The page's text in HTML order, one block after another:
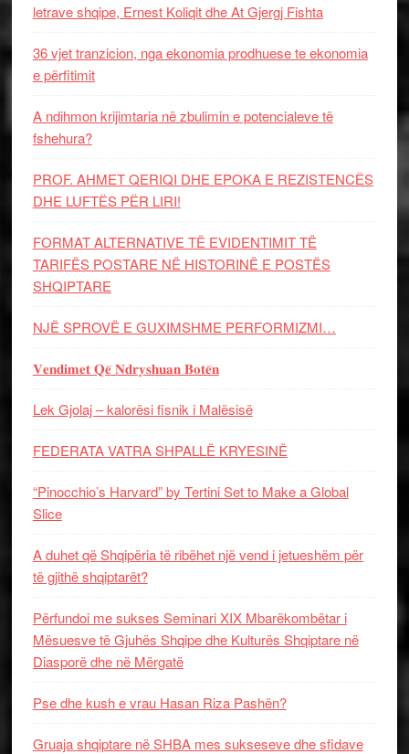
letrave shqipe, Ernest Koliqit dhe At Gjergj Fishta
36 vjet tranzicion, nga ekonomia prodhuese te ekonomia
e përfitimit
A ndihmon krijimtaria në zbulimin e potencialeve të
fshehura?
PROF. AHMET QERIQI DHE EPOKA E REZISTENCЁS
DHE LUFTЁS PЁR LIRI!
FORMAT ALTERNATIVE TË EVIDENTIMIT TË
TARIFËS POSTARE NË HISTORINË E POSTËS
SHQIPTARE
NJË SPROVË E GUXIMSHME PERFORMIZMI…
𝐕𝐞𝐧𝐝𝐢𝐦𝐞𝐭 𝐐𝐞̈ 𝐍𝐝𝐫𝐲𝐬𝐡𝐮𝐚𝐧 𝐁𝐨𝐭𝐞̈𝐧
Lek Gjolaj – kalorësi fisnik i Malësisë
FEDERATA VATRA SHPALLË KRYESINË
“Pinocchio’s Harvard” by Tertini Set to Make a Global
Slice
A duhet që Shqipëria të ribëhet një vend i jetueshëm për
të gjithë shqiptarët?
Përfundoi me sukses Seminari XIX Mbarëkombëtar i
Mësuesve të Gjuhës Shqipe dhe Kulturës Shqiptare në
Diasporë dhe në Mërgatë
Pse dhe kush e vrau Hasan Riza Pashën?
Gruaja shqiptare në SHBA mes sukseseve dhe sfidave